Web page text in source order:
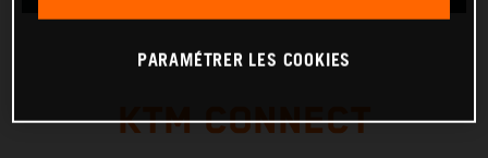
KTM CONNECT
PARAMÉTRER LES COOKIES